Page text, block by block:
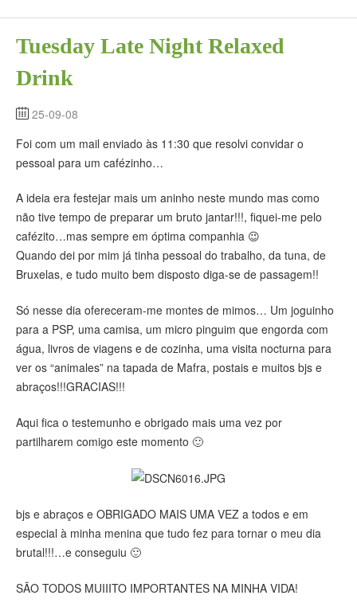
Tuesday Late Night Relaxed
Drink
25-09-08
Foi com um mail enviado às 11:30 que resolvi convidar o
pessoal para um cafézinho…
A ideia era festejar mais um aninho neste mundo mas como
não tive tempo de preparar um bruto jantar!!!, fiquei-me pelo
cafézito…mas sempre em óptima companhia 😉
Quando dei por mim já tinha pessoal do trabalho, da tuna, de
Bruxelas, e tudo muito bem disposto diga-se de passagem!!
Só nesse dia ofereceram-me montes de mimos… Um joguinho
para a PSP, uma camisa, um micro pinguim que engorda com
água, livros de viagens e de cozinha, uma visita nocturna para
ver os “animales” na tapada de Mafra, postais e muitos bjs e
abraços!!!GRACIAS!!!
Aqui fica o testemunho e obrigado mais uma vez por
partilharem comigo este momento 🙂
bjs e abraços e OBRIGADO MAIS UMA VEZ a todos e em
especial à minha menina que tudo fez para tornar o meu dia
brutal!!!…e conseguiu 🙂
SÃO TODOS MUIIITO IMPORTANTES NA MINHA VIDA!